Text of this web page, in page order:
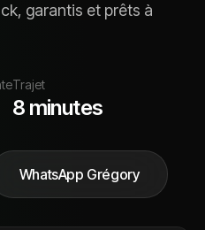
garantis et prêts à
Trajet
8 minutes
WhatsApp Grégory
11 990 €